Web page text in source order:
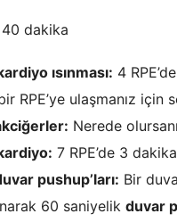
40 dakika
ısınması: 4
RPE’ye ulaşmanız
Nerede
7 RPE’de 3
pushup’ları: Bir
60 saniyelik duvar